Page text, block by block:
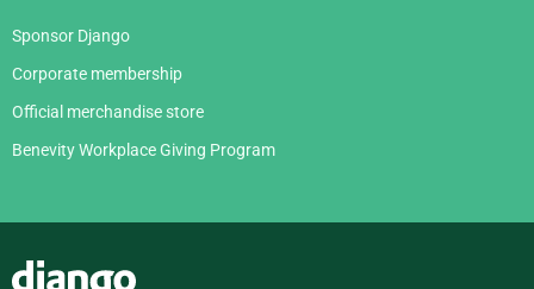
Sponsor Django
Corporate membership
Official merchandise store
Benevity Workplace Giving Program